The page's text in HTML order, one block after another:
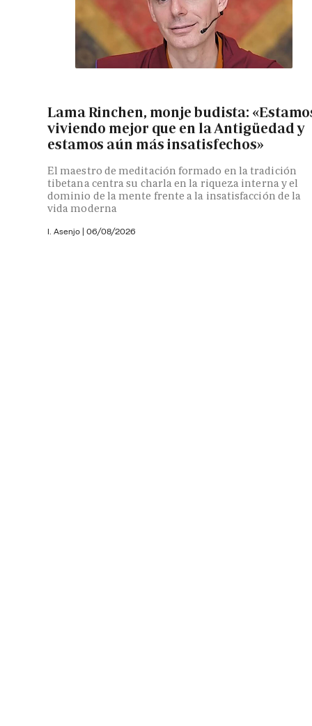
Lama Rinchen, monje budista:
viviendo mejor que en la Antigüedad y
estamos aún más insatisfechos»
El maestro de meditación formado en la tradición
tibetana centra su charla en la riqueza interna y el
dominio de la mente frente a la insatisfacción de la
vida moderna
I. Asenjo | 06/08/2026